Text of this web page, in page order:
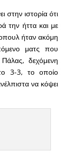
στην ιστορία ότι
την ήττα και με
ήταν ακόμη
ματς που
δεχόμενη
3-3, το οποίο
να κόψει